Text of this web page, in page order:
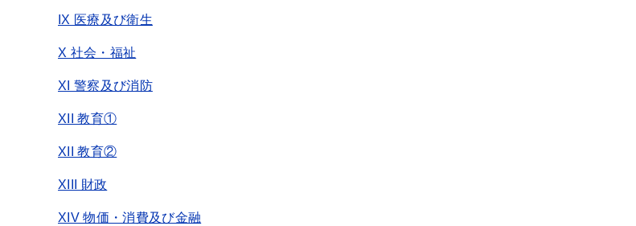
IX 医療及び衛生
X 社会・福祉
XI 警察及び消防
XII 教育①
XII 教育②
XIII 財政
XIV 物価・消費及び金融